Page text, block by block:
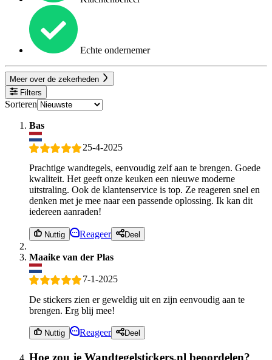
Echte ondernemer
Meer over de zekerheden
Filters
Sorteren
Bas
25-4-2025
Prachtige wandtegels, eenvoudig zelf aan te brengen. Goede
kwaliteit. Het geeft onze keuken een nieuwe moderne
uitstraling. Ook de klantenservice is top. Ze reageren snel en
denken met je mee naar een passende oplossing. Ik kan dit
iedereen aanraden!
Nuttig Reageer Deel
Maaike van der Plas
7-1-2025
De stickers zien er geweldig uit en zijn eenvoudig aan te
brengen. Erg blij mee!
Nuttig Reageer Deel
Hoe zou je Wandtegelstickers.nl beoordelen?